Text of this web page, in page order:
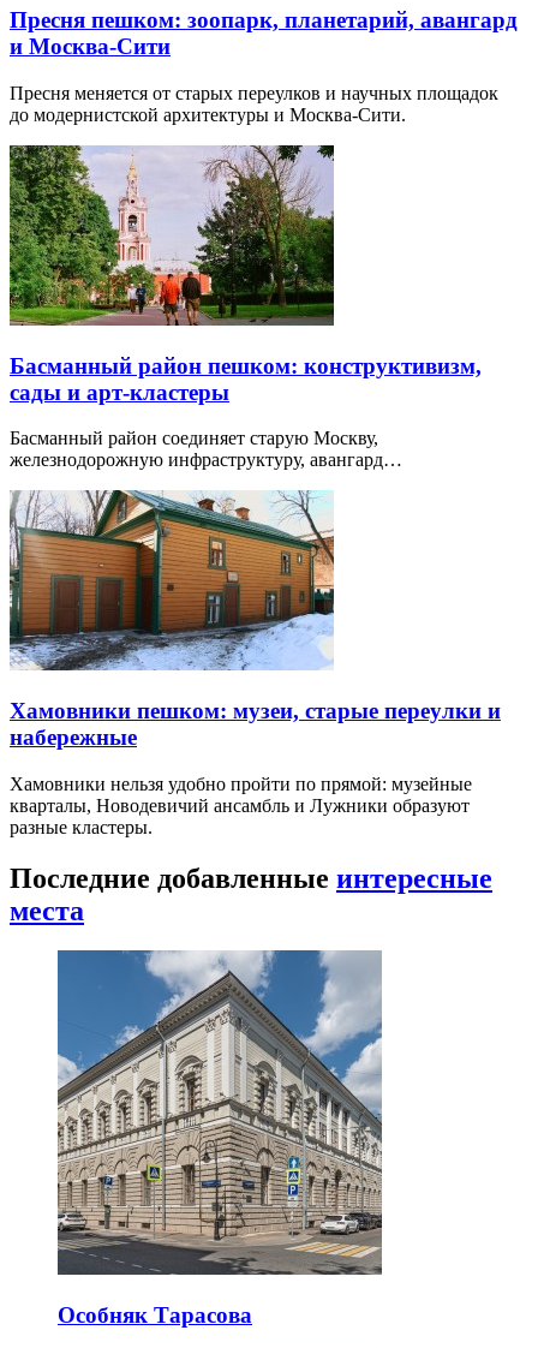
Пресня пешком: зоопарк, планетарий, авангард
и Москва-Сити
Пресня меняется от старых переулков и научных площадок
до модернистской архитектуры и Москва-Сити.
Басманный район пешком: конструктивизм,
сады и арт-кластеры
Басманный район соединяет старую Москву,
железнодорожную инфраструктуру, авангард…
Хамовники пешком: музеи, старые переулки и
набережные
Хамовники нельзя удобно пройти по прямой: музейные
кварталы, Новодевичий ансамбль и Лужники образуют
разные кластеры.
Последние добавленные интересные
места
Особняк Тарасова